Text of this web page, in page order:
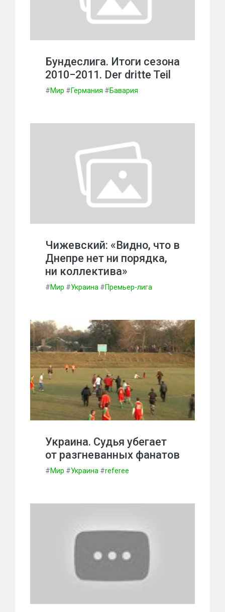
Бундеслига. Итоги сезона
2010−2011. Der dritte Teil
#Мир #Германия #Бавария
Чижевский: «Видно, что в
Днепре нет ни порядка,
ни коллектива»
#Мир #Украина #Премьер-лига
Украина. Судья убегает
от разгневанных фанатов
#Мир #Украина #referee